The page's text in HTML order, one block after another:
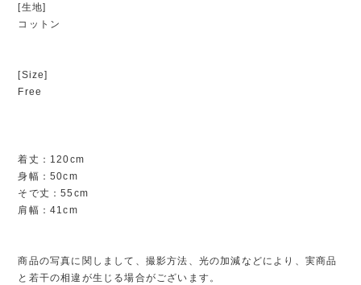
[生地]
コットン
[Size]
Free
着丈：120cm
身幅：50cm
そで丈：55cm
肩幅：41cm
商品の写真に関しまして、撮影方法、光の加減などにより、実商品
と若干の相違が生じる場合がございます。